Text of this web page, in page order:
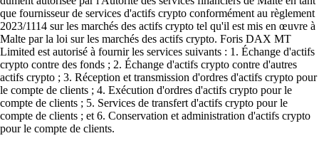
que fournisseur de services d'actifs crypto conformément au règlement
2023/1114 sur les marchés des actifs crypto tel qu'il est mis en œuvre à
Malte par la loi sur les marchés des actifs crypto. Foris DAX MT
Limited est autorisé à fournir les services suivants : 1. Échange d'actifs
crypto contre des fonds ; 2. Échange d'actifs crypto contre d'autres
actifs crypto ; 3. Réception et transmission d'ordres d'actifs crypto pour
le compte de clients ; 4. Exécution d'ordres d'actifs crypto pour le
compte de clients ; 5. Services de transfert d'actifs crypto pour le
compte de clients ; et 6. Conservation et administration d'actifs crypto
pour le compte de clients.